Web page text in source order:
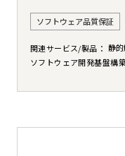
ソフトウェア品質保証
関連サービス/製品
静
ソフトウェア開発基盤構